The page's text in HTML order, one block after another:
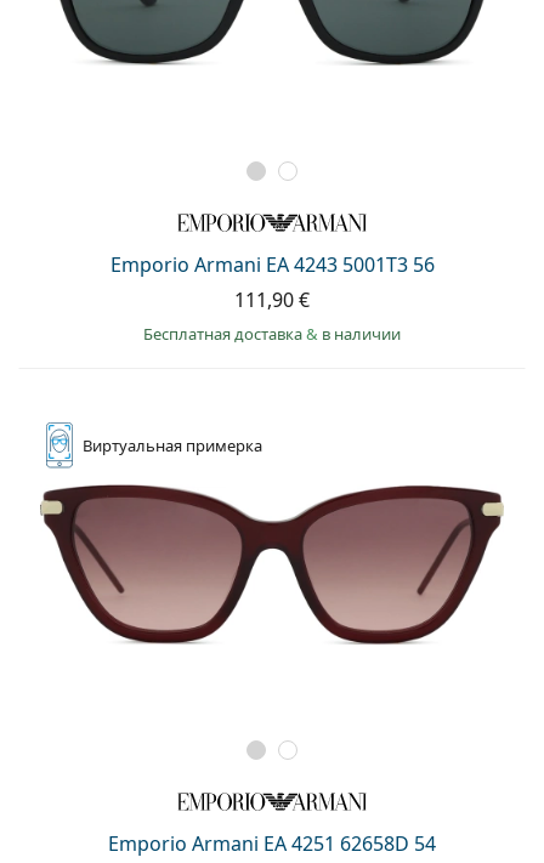
Emporio Armani EA 4243 5001T3 56
111,90 €
Бесплатная доставка& в наличии
Виртуальная примерка
Emporio Armani EA 4251 62658D 54